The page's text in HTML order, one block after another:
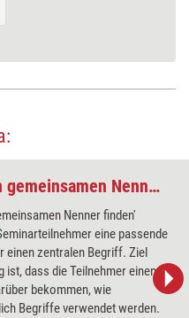
Online-Seminar-Tool: Einen gemeinsamen Nenner finden
Nenner finden'
eine passende
einen zentralen Begriff. Ziel
ist, dass die Teilnehmer einen
bekommen, wie
Begriffe verwendet werden.